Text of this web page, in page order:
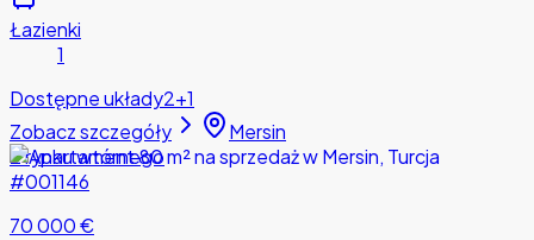
Łazienki
1
Dostępne układy2+1
Zobacz szczegóły
Mersin
Z rynku wtórnego
#001146
70 000 €